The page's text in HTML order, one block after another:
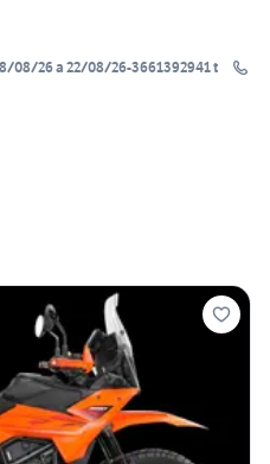
08/26 a 22/08/26-3661392941 t